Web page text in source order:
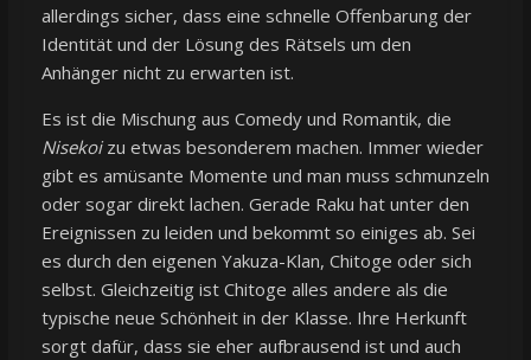
allerdings sicher, dass eine schnelle Offenbarung der
Identität und der Lösung des Rätsels um den
Anhänger nicht zu erwarten ist.
Es ist die Mischung aus Comedy und Romantik, die
Nisekoizu etwas besonderem machen. Immer wieder
gibt es amüsante Momente und man muss schmunzeln
oder sogar direkt lachen. Gerade Raku hat unter den
Ereignissen zu leiden und bekommt so einiges ab. Sei
es durch den eigenen Yakuza-Klan, Chitoge oder sich
selbst. Gleichzeitig ist Chitoge alles andere als die
typische neue Schönheit in der Klasse. Ihre Herkunft
sorgt dafür, dass sie eher aufbrausend ist und auch